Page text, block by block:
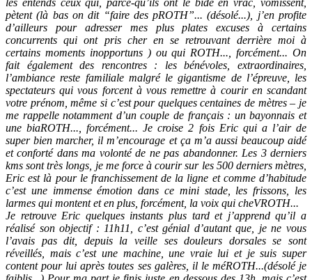
les entends ceux qui, parce-qu’ils ont le bide en vrac, vomissent,
pètent (là bas on dit “faire des pROTH”... (désolé...), j’en profite
d’ailleurs pour adresser mes plus plates excuses à certains
concurrents qui ont pris cher en se retrouvant derrière moi à
certains moments inopportuns ) ou qui ROTH..., forcément... On
fait également des rencontres : les bénévoles, extraordinaires,
l’ambiance reste familiale malgré le gigantisme de l’épreuve, les
spectateurs qui vous forcent à vous remettre à courir en scandant
votre prénom, même si c’est pour quelques centaines de mètres – je
me rappelle notamment d’un couple de français : un bayonnais et
une biaROTH..., forcément... Je croise 2 fois Eric qui a l’air de
super bien marcher, il m’encourage et ça m’a aussi beaucoup aidé
et conforté dans ma volonté de ne pas abandonner. Les 3 derniers
kms sont très longs, je me force à courir sur les 500 derniers mètres,
Eric est là pour le franchissement de la ligne et comme d’habitude
c’est une immense émotion dans ce mini stade, les frissons, les
larmes qui montent et en plus, forcément, la voix qui cheVROTH...
Je retrouve Eric quelques instants plus tard et j’apprend qu’il a
réalisé son objectif : 11h11, c’est génial d’autant que, je ne vous
l’avais pas dit, depuis la veille ses douleurs dorsales se sont
réveillés, mais c’est une machine, une vraie lui et je suis super
content pour lui après toutes ses galères, il le méROTH...(désolé je